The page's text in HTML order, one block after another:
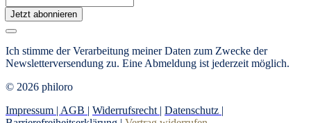
Jetzt abonnieren
Ich stimme der Verarbeitung meiner Daten zum Zwecke der
Newsletterversendung zu. Eine Abmeldung ist jederzeit möglich.
© 2026 philoro
Impressum | AGB | Widerrufsrecht | Datenschutz |